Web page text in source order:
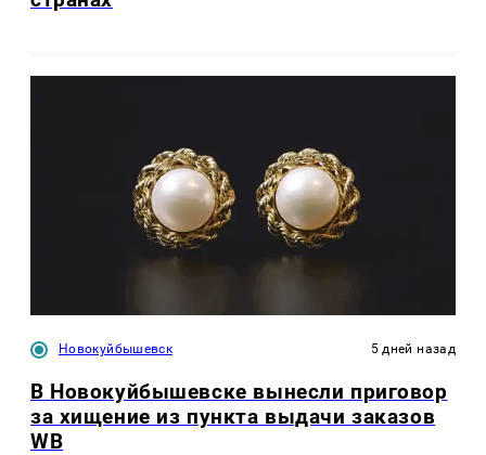
Новокуйбышевск 5 дней назад
В Новокуйбышевске вынесли приговор
за хищение из пункта выдачи заказов
WB